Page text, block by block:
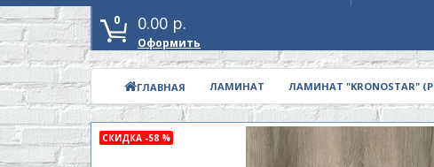
0 0.00 р.
Оформить
ГЛАВНАЯ ЛАМИНАТ ЛАМИНАТ "KRONOSTAR"
СКИДКА -58 %